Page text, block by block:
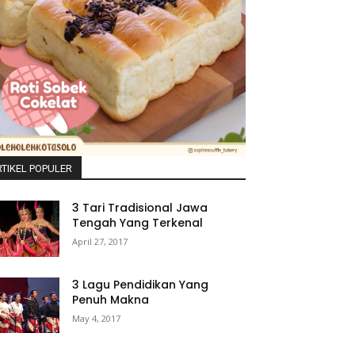
POPULER
3 Tari Tradisional Jawa
Tengah Yang Terkenal
April 27, 2017
3 Lagu Pendidikan Yang
Penuh Makna
May 4, 2017